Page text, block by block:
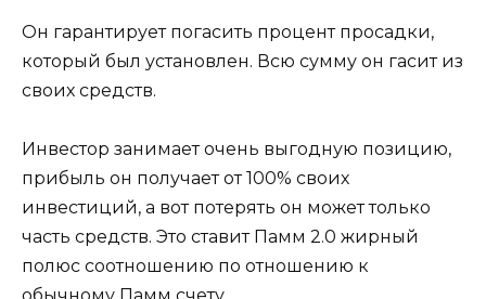
Он гарантирует погасить процент просадки,
который был установлен. Всю сумму он гасит из
своих средств.
Инвестор занимает очень выгодную позицию,
прибыль он получает от 100% своих
инвестиций, а вот потерять он может только
часть средств. Это ставит Памм 2.0 жирный
полюс соотношению по отношению к